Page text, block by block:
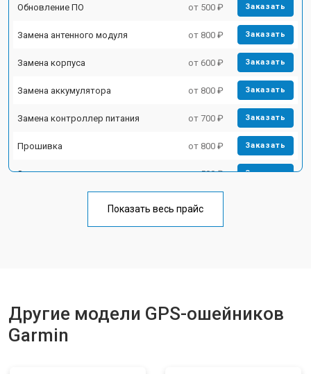
Обновление ПО от 500 ₽ Заказать
Замена антенного модуля от 800 ₽ Заказать
Замена корпуса от 600 ₽ Заказать
Замена аккумулятора от 800 ₽ Заказать
Замена контроллер питания от 700 ₽ Заказать
Прошивка от 800 ₽ Заказать
Замена кнопок от 500 ₽ Заказать
Показать весь прайс
Другие модели GPS-ошейников
Garmin